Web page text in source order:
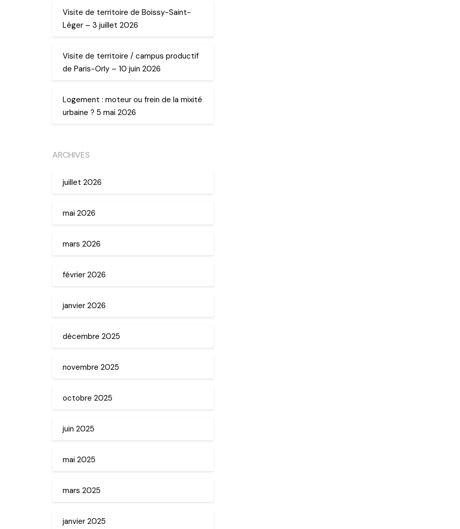
Visite de territoire de Boissy-Saint-
Léger – 3 juillet 2026
Visite de territoire / campus productif
de Paris-Orly – 10 juin 2026
Logement : moteur ou frein de la mixité
urbaine ? 5 mai 2026
ARCHIVES
juillet 2026
mai 2026
mars 2026
février 2026
janvier 2026
décembre 2025
novembre 2025
octobre 2025
juin 2025
mai 2025
mars 2025
janvier 2025